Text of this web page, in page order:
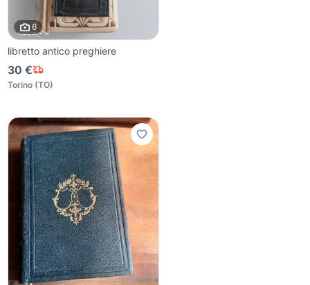
6
libretto antico preghiere
30 €
Torino (TO)